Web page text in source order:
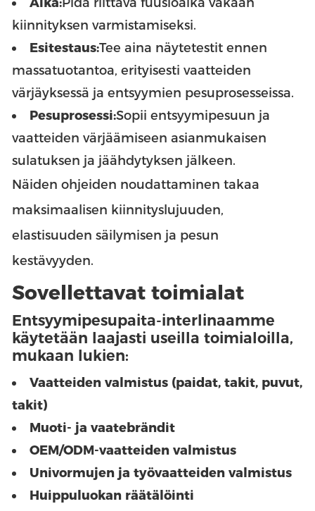
kiinnityksen varmistamiseksi.
Esitestaus:Tee aina näytetestit ennen
massatuotantoa, erityisesti vaatteiden
värjäyksessä ja entsyymien pesuprosesseissa.
Pesuprosessi:Sopii entsyymipesuun ja
vaatteiden värjäämiseen asianmukaisen
sulatuksen ja jäähdytyksen jälkeen.
Näiden ohjeiden noudattaminen takaa
maksimaalisen kiinnityslujuuden,
elastisuuden säilymisen ja pesun
kestävyyden.
Sovellettavat toimialat
Entsyymipesupaita-interlinaamme
käytetään laajasti useilla toimialoilla,
mukaan lukien:
Vaatteiden valmistus (paidat, takit, puvut,
takit)
Muoti- ja vaatebrändit
OEM/ODM-vaatteiden valmistus
Univormujen ja työvaatteiden valmistus
Huippuluokan räätälöinti